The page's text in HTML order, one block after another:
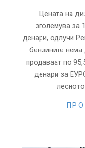
Цената на
зголемува за
денари, одлучи
бензините
продаваат по
денари за